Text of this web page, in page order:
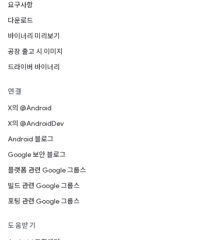
요구사항
다운로드
바이너리 미리보기
공장 출고 시 이미지
드라이버 바이너리
연결
X의 @Android
X의 @AndroidDev
Android 블로그
Google 보안 블로그
플랫폼 관련 Google 그룹스
빌드 관련 Google 그룹스
포팅 관련 Google 그룹스
도움받기